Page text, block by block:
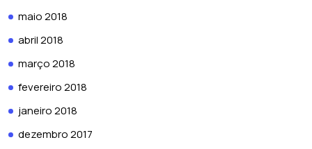
maio 2018
abril 2018
março 2018
fevereiro 2018
janeiro 2018
dezembro 2017